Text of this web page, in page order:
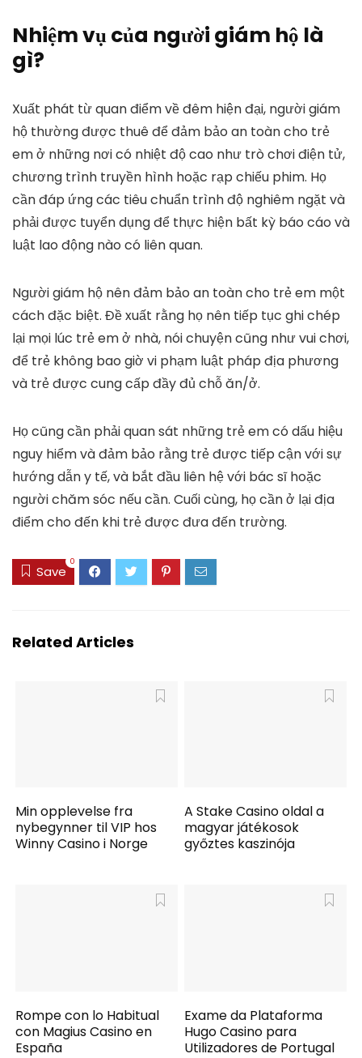
Nhiệm vụ của người giám hộ là
gì?
Xuất phát từ quan điểm về đêm hiện đại, người giám
hộ thường được thuê để đảm bảo an toàn cho trẻ
em ở những nơi có nhiệt độ cao như trò chơi điện tử,
chương trình truyền hình hoặc rạp chiếu phim. Họ
cần đáp ứng các tiêu chuẩn trình độ nghiêm ngặt và
phải được tuyển dụng để thực hiện bất kỳ báo cáo và
luật lao động nào có liên quan.
Người giám hộ nên đảm bảo an toàn cho trẻ em một
cách đặc biệt. Đề xuất rằng họ nên tiếp tục ghi chép
lại mọi lúc trẻ em ở nhà, nói chuyện cũng như vui chơi,
để trẻ không bao giờ vi phạm luật pháp địa phương
và trẻ được cung cấp đầy đủ chỗ ăn/ở.
Họ cũng cần phải quan sát những trẻ em có dấu hiệu
nguy hiểm và đảm bảo rằng trẻ được tiếp cận với sự
hướng dẫn y tế, và bắt đầu liên hệ với bác sĩ hoặc
người chăm sóc nếu cần. Cuối cùng, họ cần ở lại địa
điểm cho đến khi trẻ được đưa đến trường.
Save
0
Related Articles
Min opplevelse fra
nybegynner til VIP hos
Winny Casino i Norge
A Stake Casino oldal a
magyar játékosok
győztes kaszinója
Rompe con lo Habitual
con Magius Casino en
España
Exame da Plataforma
Hugo Casino para
Utilizadores de Portugal